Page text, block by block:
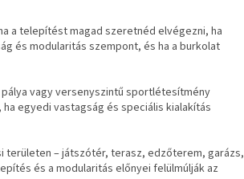
a telepítést magad szeretnéd elvégezni, ha
és modularitás szempont, és ha a burkolat
vagy versenyszintű sportlétesítmény
egyedi vastagság és speciális kialakítás
területen – játszótér, terasz, edzőterem, garázs,
és a modularitás előnyei felülmúlják az